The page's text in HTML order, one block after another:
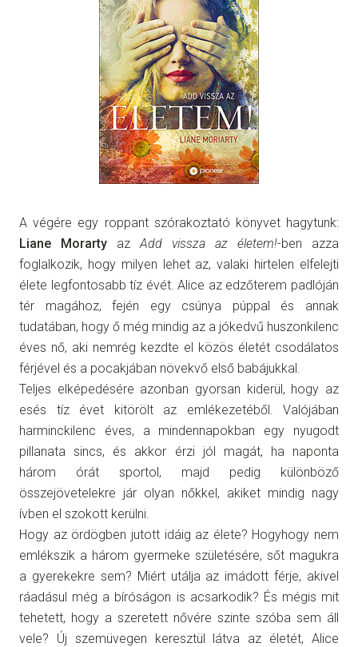
A végére egy roppant szórakoztató könyvet hagytunk:
Liane Morarty az Add vissza az életem!-ben azza
foglalkozik, hogy milyen lehet az, valaki hirtelen elfelejti
élete legfontosabb tíz évét. Alice az edzőterem padlóján
tér magához, fején egy csúnya púppal és annak
tudatában, hogy ő még mindig az a jókedvű huszonkilenc
éves nő, aki nemrég kezdte el közös életét csodálatos
férjével és a pocakjában növekvő első babájukkal.
Teljes elképedésére azonban gyorsan kiderül, hogy az
esés tíz évet kitörölt az emlékezetéből. Valójában
harminckilenc éves, a mindennapokban egy nyugodt
pillanata sincs, és akkor érzi jól magát, ha naponta
három órát sportol, majd pedig különböző
összejövetelekre jár olyan nőkkel, akiket mindig nagy
ívben el szokott kerülni.
Hogy az ördögben jutott idáig az élete? Hogyhogy nem
emlékszik a három gyermeke születésére, sőt magukra
a gyerekekre sem? Miért utálja az imádott férje, akivel
ráadásul még a bíróságon is acsarkodik? És mégis mit
tehetett, hogy a szeretett nővére szinte szóba sem áll
vele? Új szemüvegen keresztül látva az életét, Alice